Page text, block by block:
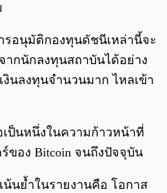
รอนุมัติกองทุนดัชนีเหล่านี้จะ
กนักลงทุนสถาบันได้อย่าง
นลงทุนจำนวนมาก ไหลเข้า
เป็นหนึ่งในความก้าวหน้าที่
ของ Bitcoin จนถึงปัจจุบัน
นย้ำในรายงานคือ โอกาส